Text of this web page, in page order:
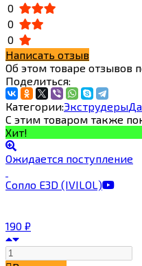
0
0
0
Написать отзыв
Об этом товаре отзывов
Поделиться:
Категории:Экструдеры
С этим товаром также
Хит!
Ожидается поступление
Сопло E3D (IVILOL)
190 ₽